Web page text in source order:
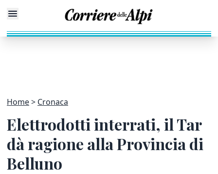
Home Cronaca
Elettrodotti interrati, il Tar
dà ragione alla Provincia di
Belluno